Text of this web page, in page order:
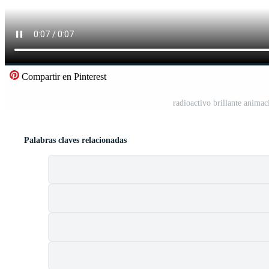
Compartir en Pinterest
radioactivo brillante
Palabras claves relacionadas